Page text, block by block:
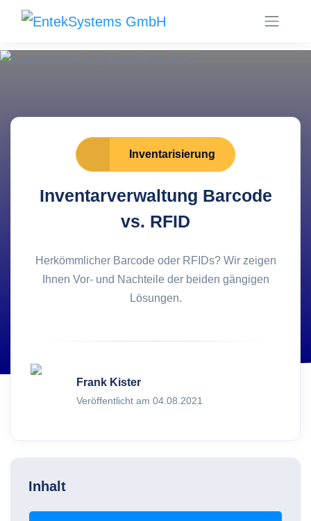
Inventarisierung
Inventarverwaltung Barcode
vs. RFID
Herkömmlicher Barcode oder RFIDs? Wir zeigen
Ihnen Vor- und Nachteile der beiden gängigen
Lösungen.
Frank Kister
Veröffentlicht am 04.08.2021
Inhalt